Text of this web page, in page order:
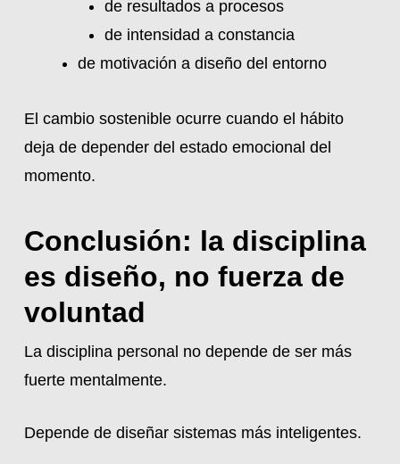
de resultados a procesos
de intensidad a constancia
de motivación a diseño del entorno
El cambio sostenible ocurre cuando el hábito
deja de depender del estado emocional del
momento.
Conclusión: la disciplina
es diseño, no fuerza de
voluntad
La disciplina personal no depende de ser más
fuerte mentalmente.
Depende de diseñar sistemas más inteligentes.